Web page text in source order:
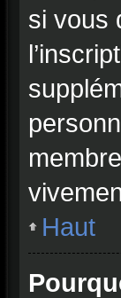
si vous
Haut